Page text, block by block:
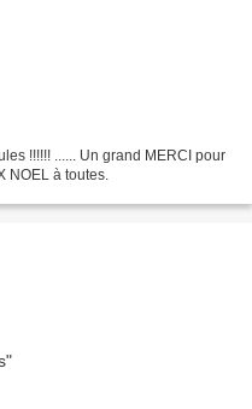
!!!!!! ...... Un grand MERCI pour
NOEL à toutes.